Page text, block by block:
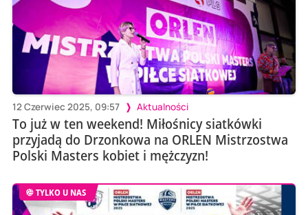
12 Czerwiec 2025, 09:57 Aktualności
To już w ten weekend! Miłośnicy siatkówki
przyjadą do Drzonkowa na ORLEN Mistrzostwa
Polski Masters kobiet i mężczyzn!
TYLKO U NAS